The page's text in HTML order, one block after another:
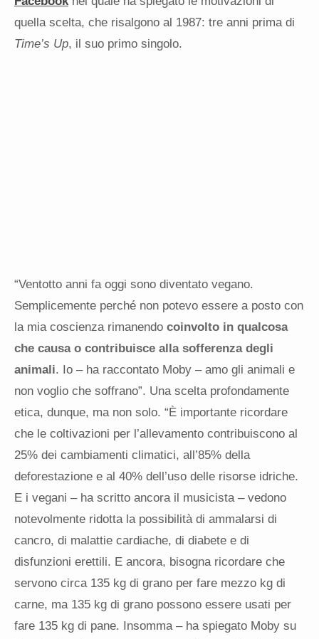
quella scelta, che risalgono al 1987: tre anni prima di
Time’s Up, il suo primo singolo.
“Ventotto anni fa oggi sono diventato vegano.
Semplicemente perché non potevo essere a posto con
la mia coscienza rimanendo coinvolto in qualcosa
che causa o contribuisce alla sofferenza degli
animali. Io – ha raccontato Moby – amo gli animali e
non voglio che soffrano”. Una scelta profondamente
etica, dunque, ma non solo. “È importante ricordare
che le coltivazioni per l’allevamento contribuiscono al
25% dei cambiamenti climatici, all’85% della
deforestazione e al 40% dell’uso delle risorse idriche.
E i vegani – ha scritto ancora il musicista – vedono
notevolmente ridotta la possibilità di ammalarsi di
cancro, di malattie cardiache, di diabete e di
disfunzioni erettili. E ancora, bisogna ricordare che
servono circa 135 kg di grano per fare mezzo kg di
carne, ma 135 kg di grano possono essere usati per
fare 135 kg di pane. Insomma – ha spiegato Moby su